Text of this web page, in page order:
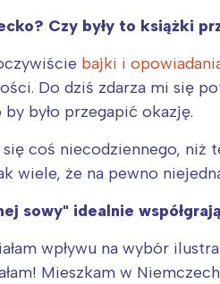
Czy były to książki
bajki i
Do dziś zdarza mi się
było przegapić okazję.
coś niecodziennego,
że na pewno
sowy" idealnie
wpływu na wybór
Mieszkam w